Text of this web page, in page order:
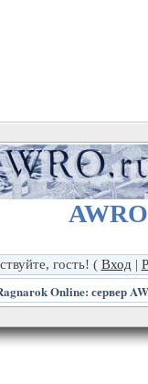
AWRO
гость! ( Вход |
Online: сервер